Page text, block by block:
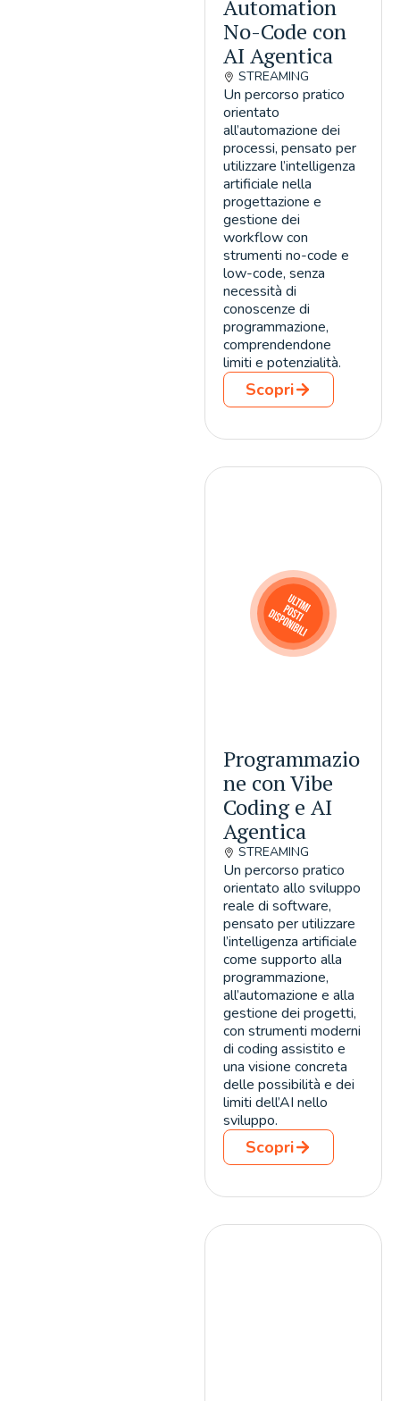
Automation
No-Code con
AI Agentica
STREAMING
Un percorso pratico
orientato
all’automazione dei
processi, pensato per
utilizzare l’intelligenza
artificiale nella
progettazione e
gestione dei
workflow con
strumenti no-code e
low-code, senza
necessità di
conoscenze di
programmazione,
comprendendone
limiti e potenzialità.
Scopri
Programmazio
ne con Vibe
Coding e AI
Agentica
STREAMING
Un percorso pratico
orientato allo sviluppo
reale di software,
pensato per utilizzare
l’intelligenza artificiale
come supporto alla
programmazione,
all’automazione e alla
gestione dei progetti,
con strumenti moderni
di coding assistito e
una visione concreta
delle possibilità e dei
limiti dell’AI nello
sviluppo.
Scopri